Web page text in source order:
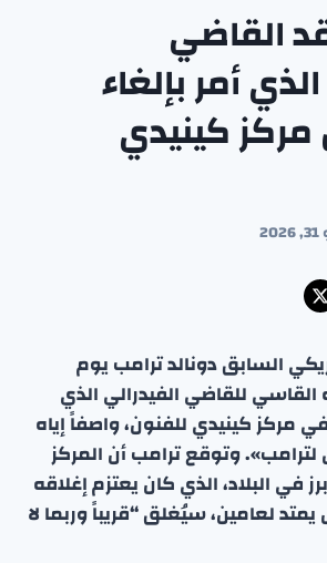
القاضي
أمر بإلغاء
كينيدي
السابق دونالد ترامب يوم
للقاضي الفيدرالي الذي
مركز كينيدي للفنون، واصفاً إياه
لترامب». وتوقع ترامب أن المركز
في البلاد، الذي كان يعتزم إغلاقه
لعامين، سيُغلق “قريباً وربما لا